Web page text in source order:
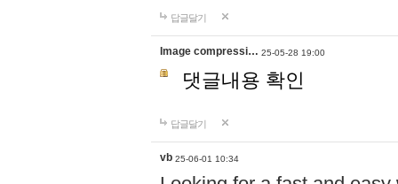
답글달기
Image compressi… 25-05-28 19:00
댓글내용 확인
답글달기
vb 25-06-01 10:34